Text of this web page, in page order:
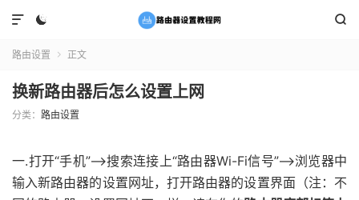
 

路由设置  正文
换新路由器后怎么设置上网
分类： 路由设置
一.打开“手机”——>搜索连接上“路由器Wi-Fi信号”——>浏览器中
输入新路由器的设置网址，打开路由器的设置界面（注：不